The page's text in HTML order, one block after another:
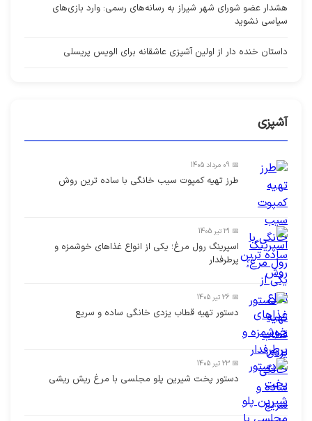
هشدار عضو شورای شهر شیراز به رسانه‌های رسمی: وارد بازی‌های
سیاسی نشوید
داستان خنده دار از اولین آشپزی عاشقانه برای الویس پریسلی
آشپزی
📅 09 مرداد 1405
طرز تهیه کمپوت سیب خانگی با ساده ترین روش
📅 31 تیر 1405
اسپرینگ رول مرغ؛ یکی از انواع غذاهای خوشمزه و
پرطرفدار
📅 26 تیر 1405
دستور تهیه قطاب یزدی خانگی ساده و سریع
📅 23 تیر 1405
دستور پخت شیرین پلو مجلسی با مرغ ریش ریشی